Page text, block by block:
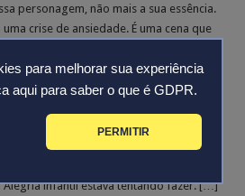
para melhorar sua experiência
aqui para saber o que é GDPR.
PERMITIR
personagem, não mais a sua essência.
crise de ansiedade. É uma cena que
se identificar com o que está
crise de ansiedade […] porque o
colapso porque ela está tentando viver
foi criada para ser”.
não é aquilo que a ansiedade está
coisa negativa. […] Também fica claro
Alegria infantil estava tentando fazer. […]